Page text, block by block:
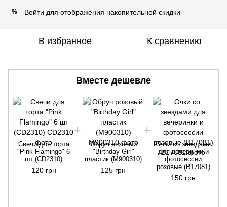
% Войти для отображения накопительной скидки
В избранное К сравнению
Вместе дешевле
Свечи для торта
"Pink Flamingo" 6
шт (CD2310)
120 грн
Обруч розовый
"Birthday Girl"
пластик (M900310)
125 грн
Очки со звездами
для вечеринки и
фотосессии
розовые (B17081)
150 грн